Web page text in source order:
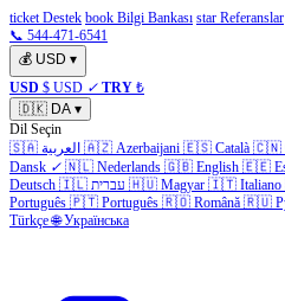
ticket Destek book Bilgi Bankası star Referanslar
📞 544-471-6541
💰 USD ▾
USD $ USD ✓ TRY ₺
🇩🇰 DA ▾
Dil Seçin
🇸🇦 العربية 🇦🇿 Azerbaijani 🇪🇸 Català 🇨🇳
Dansk ✓ 🇳🇱 Nederlands 🇬🇧 English 🇪🇪
Deutsch 🇮🇱 עברית 🇭🇺 Magyar 🇮🇹 Italiano
Português 🇵🇹 Português 🇷🇴 Română 🇷🇺
Türkçe 🌐 Українська